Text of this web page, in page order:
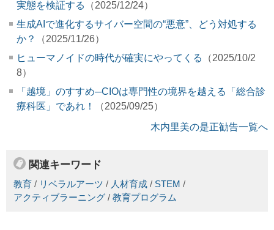
実態を検証する
（2025/12/24）
生成AIで進化するサイバー空間の“悪意”、どう対処する
か？
（2025/11/26）
ヒューマノイドの時代が確実にやってくる
（2025/10/2
8）
「越境」のすすめ─CIOは専門性の境界を越える「総合診
療科医」であれ！
（2025/09/25）
木内里美の是正勧告一覧へ
関連キーワード
教育 / リベラルアーツ / 人材育成 / STEM /
アクティブラーニング / 教育プログラム